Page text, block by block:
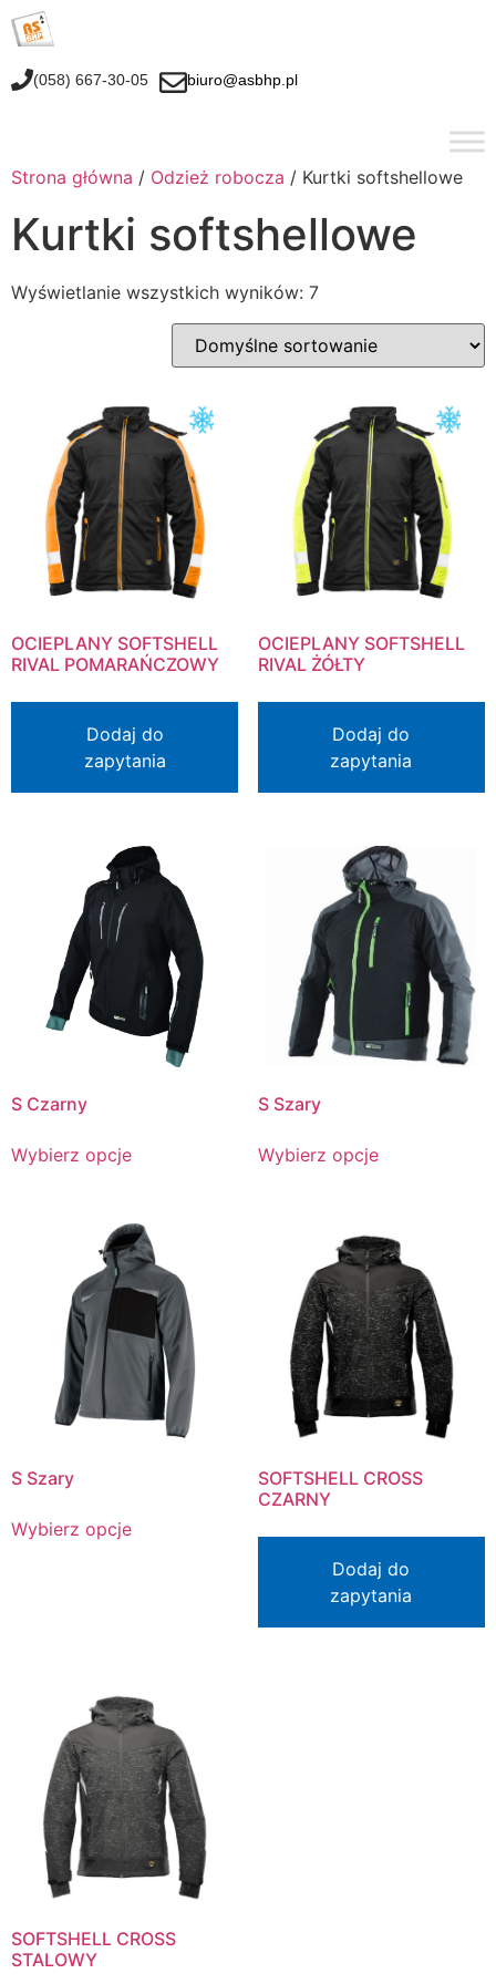
(058) 667-30-05 biuro@asbhp.pl
Strona główna / Odzież robocza / Kurtki softshellowe
Kurtki softshellowe
Wyświetlanie wszystkich wyników: 7
OCIEPLANY SOFTSHELL
RIVAL POMARAŃCZOWY
Dodaj do
zapytania
OCIEPLANY SOFTSHELL
RIVAL ŻÓŁTY
Dodaj do
zapytania
S Czarny
Wybierz opcje
S Szary
Wybierz opcje
S Szary
Wybierz opcje
SOFTSHELL CROSS
CZARNY
Dodaj do
zapytania
SOFTSHELL CROSS
STALOWY